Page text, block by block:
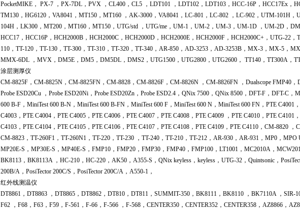
PocketMIKE， PX-7 ，PX-7DL，PVX ，CL400，CL5 ，LDT101 ，LDT102，LDT103，HCC-16P，HCC17Ex，
TM130，HG6120，VA8041，MT150，MT160 ，AK-3000，VA8041，LC-801，LC-802 ，LC-902，UTM-101H
104H，LK300，MT200，MT160，MT150，UTG/std ，UTG/me，UM-1，UM-2，UM-3，UM-1D ，UM-2D，
HCC17，HCC16P，HCH2000B，HCH2000C，HCH2000D，HCH2000E，HCH2000F，HCH2000C+，UTG-22，
110，TT-120，TT-130，TT-300，TT-310，TT-320，TT-340，AR-850，AD-3253，AD-3253B，MX-3，MX-5，
MMX-6DL ，MVX，DM5E，DM5，DM5DL，DMS2，UTG1500，UTG2800，UTG2600， TT140，TT300A，
涂层测厚仪
CM-8825F，CM-8825N，CM-8825FN，CM-8828，CM-8826F，CM-8826N ，CM-8826FN ，Dualscope FMP40，
Probe ESD20Cu ，Probe ESD20Ni，Probe ESD20Zn，Probe ESD2.4，QNix 7500，QNix 8500，DFT-F，DFT-C，
600 B-F，MiniTest 600 B-N，MiniTest 600 B-FN，MiniTest 600 F，MiniTest 600 N，MiniTest 600 FN，PTE C4001
C4003，PTE C4004，PTE C4005，PTE C4006，PTE C4007，PTE C4008，PTE C4009 ，PTE C4010，PTE C4101
C4103，PTE C4104，PTE C4105，PTE C4106，PTE C4107，PTE C4108，PTE C4109，PTE C4110，CM-8820 ，
CM-8823，TT-260F1，TT-260N1，TT-220，TT-230 ，TT-240，TT-210，TT-212，AR-930，AR-931，MP0，MPO
MP20E-S，MP30E-S，MP40E-S，FMP10，FMP20，FMP30，FMP40，FMP100，LT1001，MC2010A，
BK8113，BK8113A ，HC-210，HC-220，AK50，A355-S，QNix keyless，keyless，UTG-32，Quintsonic，
200B/A，PosiTector 200C/S，PosiTector 200C/A，A550-1，
红外线测温仪
DT8861，DT8863 ，DT8865，DT8862，DT810，DT811，SUMMIT-350，BK8111，BK8110 ，BK7110A ，SIR-
F62 ，F68，F63，F59，F-561，F-66，F-566 ，F-568，CENTER350，CENTER352，CENTER358，AZ8866，